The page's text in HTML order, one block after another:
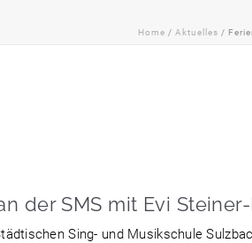
Home / Aktuelles /
der SMS mit Evi
Sing- und Musikschule